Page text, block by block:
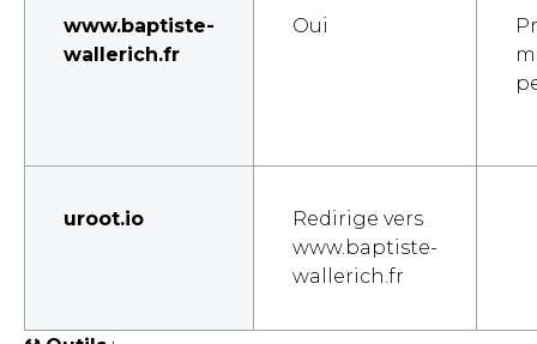
www.baptiste-
wallerich.fr
Oui
uroot.io
Redirige vers
www.baptiste-
wallerich.fr